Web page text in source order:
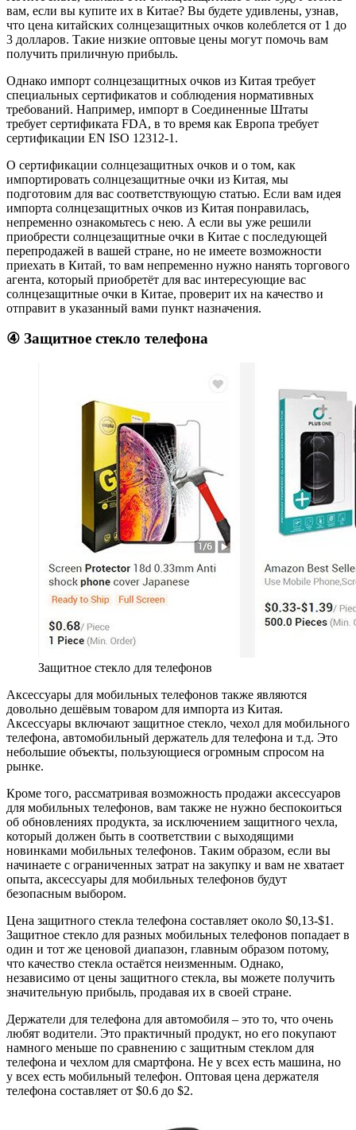
вам, если вы купите их в Китае? Вы будете удивлены, узнав,
что цена китайских солнцезащитных очков колеблется от 1 до
3 долларов. Такие низкие оптовые цены могут помочь вам
получить приличную прибыль.
Однако импорт солнцезащитных очков из Китая требует
специальных сертификатов и соблюдения нормативных
требований. Например, импорт в Соединенные Штаты
требует сертификата FDA, в то время как Европа требует
сертификации EN ISO 12312-1.
О сертификации солнцезащитных очков и о том, как
импортировать солнцезащитные очки из Китая, мы
подготовим для вас соответствующую статью. Если вам идея
импорта солнцезащитных очков из Китая понравилась,
непременно ознакомьтесь с нею. А если вы уже решили
приобрести солнцезащитные очки в Китае с последующей
перепродажей в вашей стране, но не имеете возможности
приехать в Китай, то вам непременно нужно нанять торгового
агента, который приобретёт для вас интересующие вас
солнцезащитные очки в Китае, проверит их на качество и
отправит в указанный вами пункт назначения.
④ Защитное стекло телефона
Защитное стекло для телефонов
Аксессуары для мобильных телефонов также являются
довольно дешёвым товаром для импорта из Китая.
Аксессуары включают защитное стекло, чехол для мобильного
телефона, автомобильный держатель для телефона и т.д. Это
небольшие объекты, пользующиеся огромным спросом на
рынке.
Кроме того, рассматривая возможность продажи аксессуаров
для мобильных телефонов, вам также не нужно беспокоиться
об обновлениях продукта, за исключением защитного чехла,
который должен быть в соответствии с выходящими
новинками мобильных телефонов. Таким образом, если вы
начинаете с ограниченных затрат на закупку и вам не хватает
опыта, аксессуары для мобильных телефонов будут
безопасным выбором.
Цена защитного стекла телефона составляет около $0,13-$1.
Защитное стекло для разных мобильных телефонов попадает в
один и тот же ценовой диапазон, главным образом потому,
что качество стекла остаётся неизменным. Однако,
независимо от цены защитного стекла, вы можете получить
значительную прибыль, продавая их в своей стране.
Держатели для телефона для автомобиля – это то, что очень
любят водители. Это практичный продукт, но его покупают
намного меньше по сравнению с защитным стеклом для
телефона и чехлом для смартфона. Не у всех есть машина, но
у всех есть мобильный телефон. Оптовая цена держателя
телефона составляет от $0.6 до $2.